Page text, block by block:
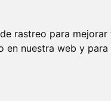
rastreo para
en nuestra web y
Farma